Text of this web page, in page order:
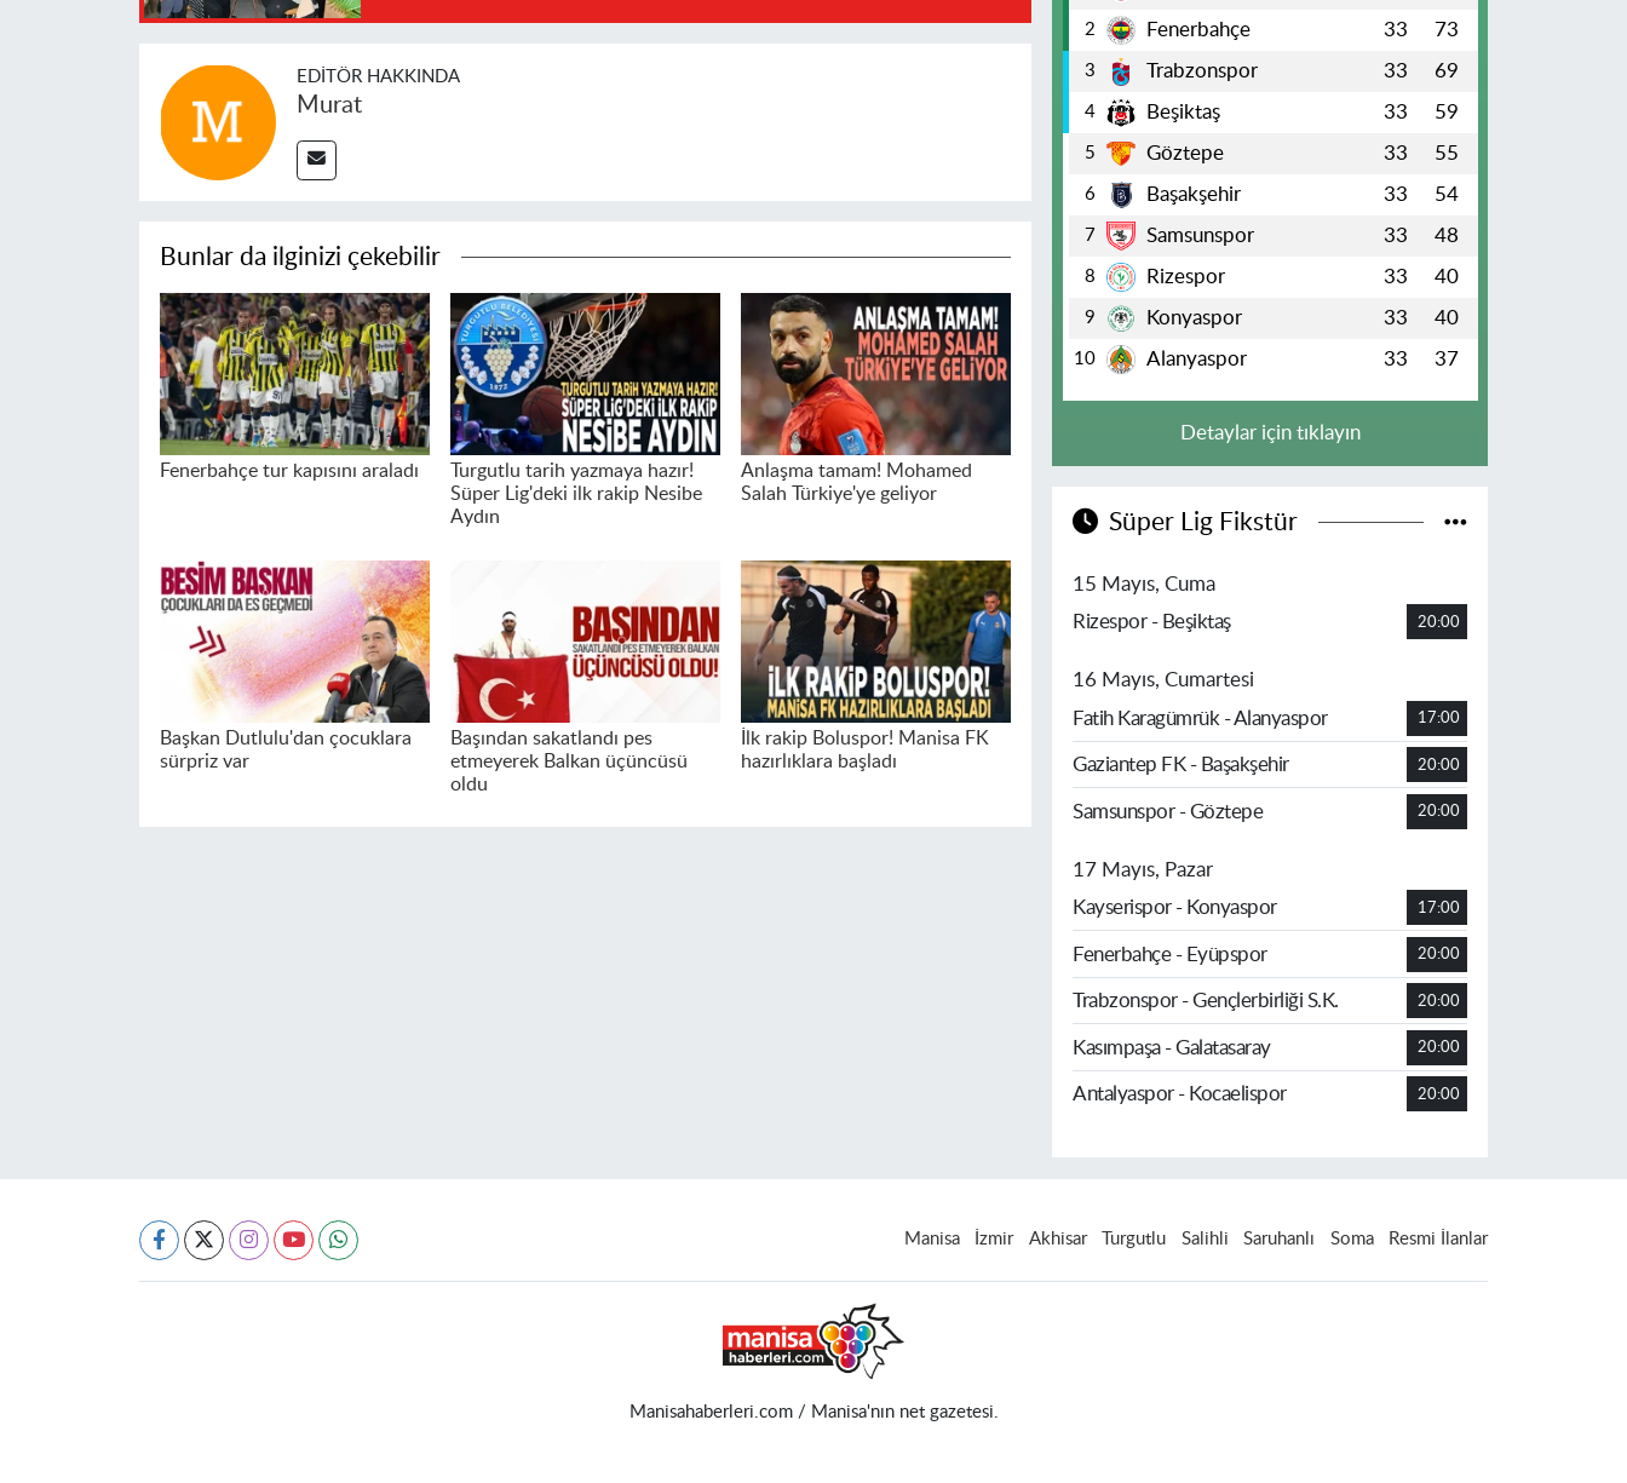
EDITÖR HAKKINDA
Murat
Bunlar da ilginizi çekebilir
Fenerbahçe tur kapısını araladı
Turgutlu tarih yazmaya hazır!
Süper Lig'deki ilk rakip Nesibe
Aydın
Anlaşma tamam! Mohamed
Salah Türkiye'ye geliyor
Başkan Dutlulu'dan çocuklara
sürpriz var
Başından sakatlandı pes
etmeyerek Balkan üçüncüsü
oldu
İlk rakip Boluspor! Manisa FK
hazırlıklara başladı
2 Fenerbahçe 33 73
3 Trabzonspor 33 69
4 Beşiktaş 33 59
5 Göztepe 33 55
6 Başakşehir 33 54
7 Samsunspor 33 48
8 Rizespor 33 40
9 Konyaspor 33 40
10 Alanyaspor 33 37
Detaylar için tıklayın
Süper Lig Fikstür
15 Mayıs, Cuma
Rizespor - Beşiktaş
20:00
16 Mayıs, Cumartesi
Fatih Karagümrük - Alanyaspor
17:00
Gaziantep FK - Başakşehir 20:00
Samsunspor - Göztepe 20:00
17 Mayıs, Pazar
Kayserispor - Konyaspor
17:00
Fenerbahçe - Eyüpspor 20:00
Trabzonspor - Gençlerbirliği S.K. 20:00
Kasımpaşa - Galatasaray 20:00
Antalyaspor - Kocaelispor 20:00
Manisa İzmir Akhisar Turgutlu Salihli Saruhanlı Soma Resmi İlanlar
Manisahaberleri.com / Manisa'nın net gazetesi.